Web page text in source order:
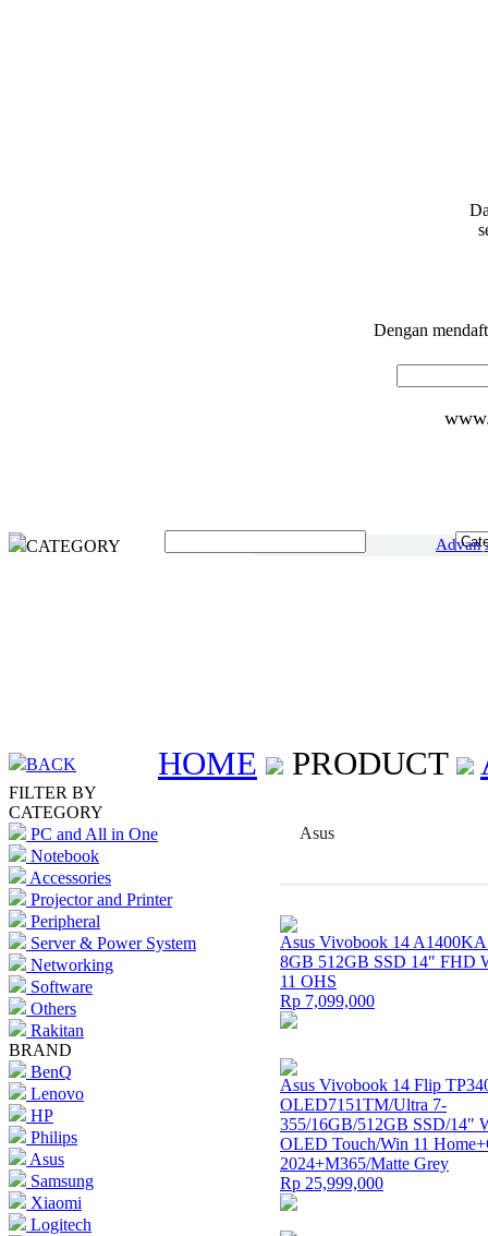
Dengan
CATEGORY Advan
BACK HOME PRODUCT
FILTER BY
CATEGORY
PC and All in One
Notebook
Accessories
Projector and Printer
Peripheral
Server & Power System
Networking
Software
Others
Rakitan
BRAND
BenQ
Lenovo
HP
Philips
Asus
Samsung
Xiaomi
Logitech
Asus
Asus Vivobook 14
8GB 512GB SSD 14″ FHD
11 OHS
Rp 7,099,000
Asus Vivobook 14 Flip
OLED7151TM/Ultra 7-
355/16GB/512GB SSD/14″
OLED Touch/Win 11
2024+M365/Matte Grey
Rp 25,999,000